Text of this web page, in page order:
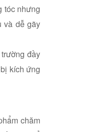
tóc nhưng
và dễ gãy
đầy
kích ứng
chăm